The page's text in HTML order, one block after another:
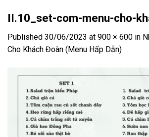
II.10_set-com-menu-cho-
Published 30/06/2023 at 900 × 600 in
Cho Khách Đoàn (Menu Hấp Dẫn)